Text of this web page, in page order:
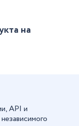
на
API и